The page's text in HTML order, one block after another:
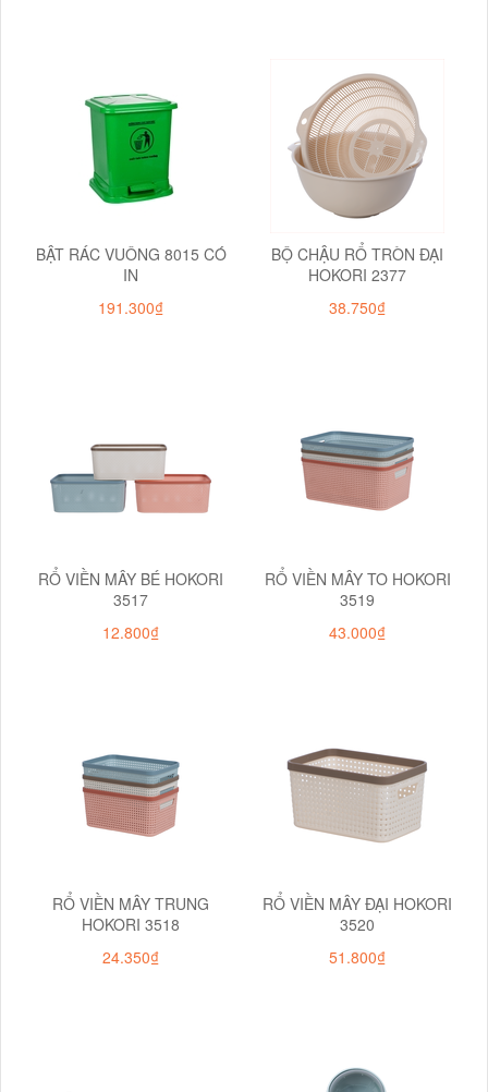
BẬT RÁC VUÔNG 8015 CÓ
IN
191.300₫
BỘ CHẬU RỔ TRÒN ĐẠI
HOKORI 2377
38.750₫
RỔ VIỀN MÂY BÉ HOKORI
3517
12.800₫
RỔ VIỀN MÂY TO HOKORI
3519
43.000₫
RỔ VIỀN MÂY TRUNG
HOKORI 3518
24.350₫
RỔ VIỀN MÂY ĐẠI HOKORI
3520
51.800₫